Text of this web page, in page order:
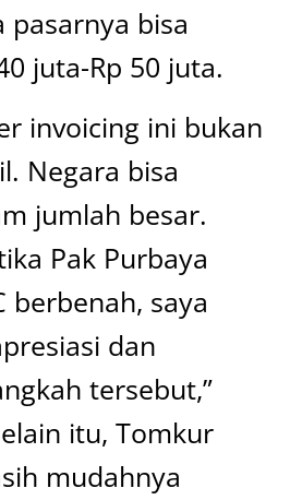
pasarnya bisa
juta-Rp 50 juta.
invoicing ini bukan
Negara bisa
jumlah besar.
Pak Purbaya
berbenah, saya
dan
tersebut,”
itu, Tomkur
mudahnya